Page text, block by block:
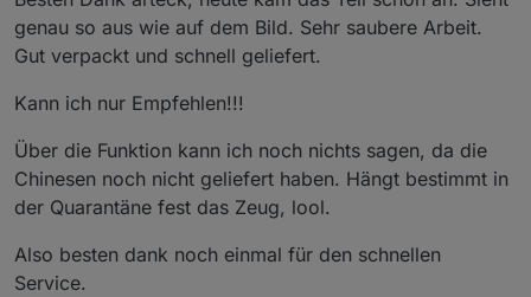
aufgedruckt..
zusätzlich externer Antennenanschluss + 3 € (mit innen
leiter oder ohne, hängt von der Antenne ab die man
verwenden möchte (WLAN Antenne))
oder einWohlfühlpaket all incl.
wahlweise als
37 € Briefversand
40 € als Einschreiben
kontakt per PN
Geräte.. keine Abbrüche
genau so aus wie auf dem Bild. Sehr saubere Arbeit.
Gut verpackt und schnell geliefert.
Kann ich nur Empfehlen!!!
Über die Funktion kann ich noch nichts sagen, da die
Chinesen noch nicht geliefert haben. Hängt bestimmt in
der Quarantäne fest das Zeug, lool.
Also besten dank noch einmal für den schnellen
Service.